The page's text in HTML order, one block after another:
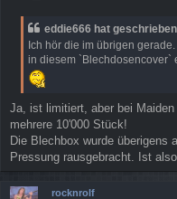
t
a
g
eddie666 hat
Ich hör die im übrigen
in diesem `Blechdosencover`
Ja, ist limitiert, aber bei
mehrere 10'000 Stück!
Die Blechbox wurde überigens
Pressung rausgebracht. Ist
rocknrolf